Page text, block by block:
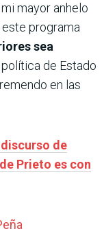
mayor anhelo
programa
sea
de Estado
en las
de
Prieto es con